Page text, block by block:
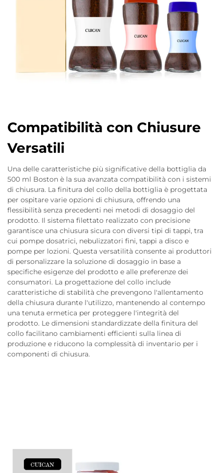
Compatibilità con Chiusure
Versatili
Una delle caratteristiche più significative della bottiglia da
500 ml Boston è la sua avanzata compatibilità con i sistemi
di chiusura. La finitura del collo della bottiglia è progettata
per ospitare varie opzioni di chiusura, offrendo una
flessibilità senza precedenti nei metodi di dosaggio del
prodotto. Il sistema filettato realizzato con precisione
garantisce una chiusura sicura con diversi tipi di tappi, tra
cui pompe dosatrici, nebulizzatori fini, tappi a disco e
pompe per lozioni. Questa versatilità consente ai produttori
di personalizzare la soluzione di dosaggio in base a
specifiche esigenze del prodotto e alle preferenze dei
consumatori. La progettazione del collo include
caratteristiche di stabilità che prevengono l'allentamento
della chiusura durante l'utilizzo, mantenendo al contempo
una tenuta ermetica per proteggere l'integrità del
prodotto. Le dimensioni standardizzate della finitura del
collo facilitano cambiamenti efficienti sulla linea di
produzione e riducono la complessità di inventario per i
componenti di chiusura.